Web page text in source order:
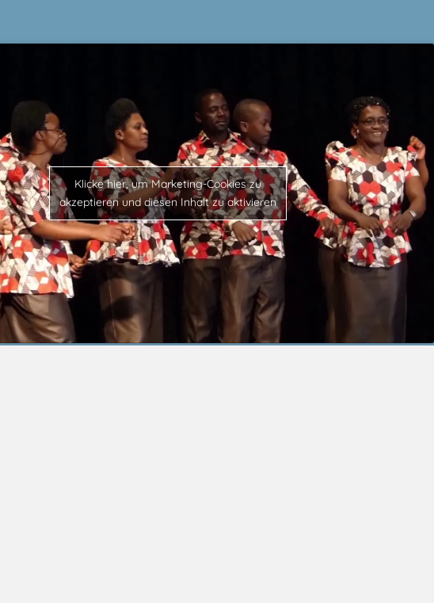
Klicke hier, um Marketing-Cookies zu
akzeptieren und diesen Inhalt zu aktivieren